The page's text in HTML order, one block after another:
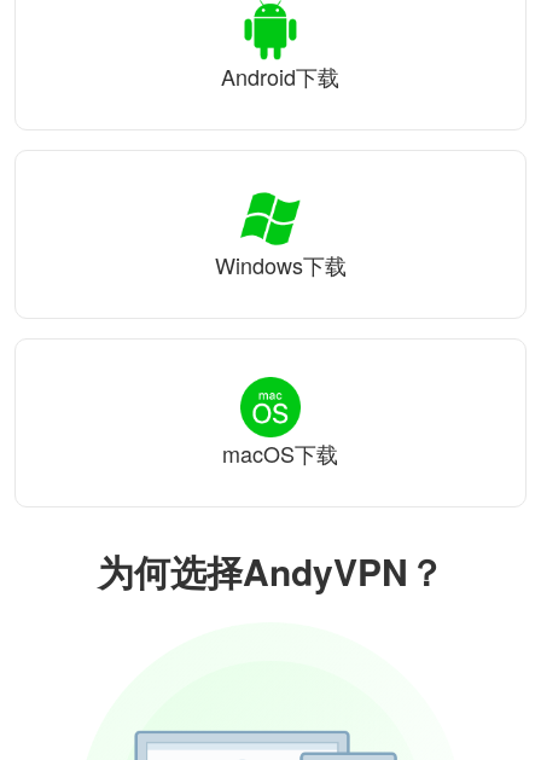
为何选择AndyVPN？
Android下载
Windows下载
macOS下载